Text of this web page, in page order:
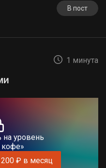
В пост
1 минута
уровень
200 ₽ в месяц